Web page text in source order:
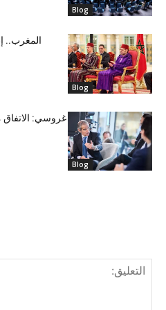
Blog
Blog
المغرب..
Blog
غروسي: الاتفاق